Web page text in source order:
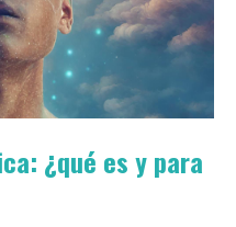
¿qué es y para